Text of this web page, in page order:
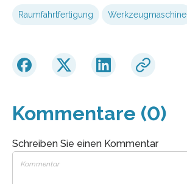
Raumfahrtfertigung Werkzeugmaschine
Kommentare (0)
Schreiben Sie einen Kommentar